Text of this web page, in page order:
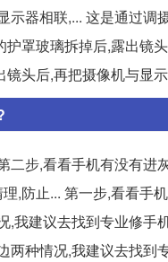
示器相联,... 这是通过
罩玻璃拆掉后,露出镜
头后,再把摄像机与显
二步,看看手机有没有
,防止... 第一步,看看手
,我建议去找到专业修
两种情况,我建议去找到